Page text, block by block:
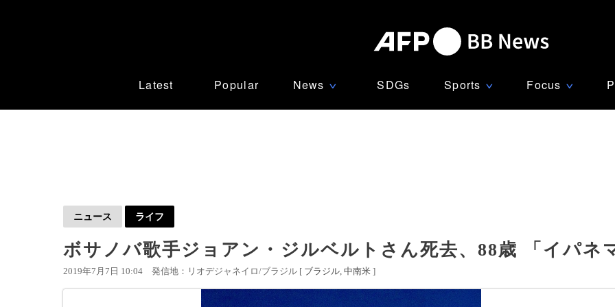
Latest Popular News ∨ SDGs Sports ∨ Focus ∨
ニュース ライフ
ボサノバ歌手ジョアン・ジルベルトさん死去、88歳 「イパネ
2019年7月7日 10:04 発信地：リオデジャネイロ/ブラジル [ ブラジル 中南米 ]